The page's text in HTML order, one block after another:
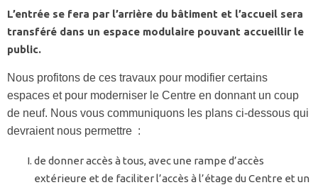
L’entrée se fera par l’arrière du bâtiment et l’accueil sera
transféré dans un espace modulaire pouvant accueillir le
public.
Nous profitons de ces travaux pour modifier certains
espaces et pour moderniser le Centre en donnant un coup
de neuf. Nous vous communiquons les plans ci-dessous qui
devraient nous permettre :
de donner accès à tous, avec une rampe d’accès
extérieure et de faciliter l’accès à l’étage du Centre et un